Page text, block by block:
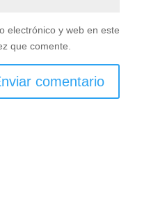
electrónico y web en este
que comente.